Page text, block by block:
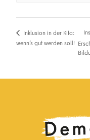
Inklusion in der Kita:
wenn’s gut werden soll!